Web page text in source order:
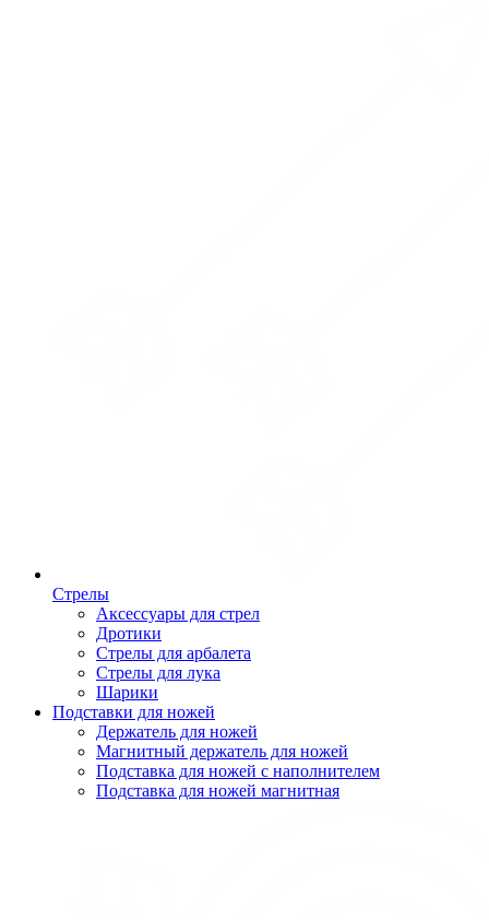
Стрелы
Аксессуары для стрел
Дротики
Стрелы для арбалета
Стрелы для лука
Шарики
Подставки для ножей
Держатель для ножей
Магнитный держатель для ножей
Подставка для ножей с наполнителем
Подставка для ножей магнитная